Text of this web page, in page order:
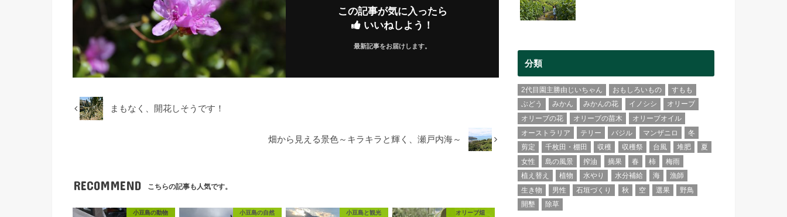
この記事が気に入ったら
いいねしよう！
最新記事をお届けします。
まもなく、開花しそうです！
畑から見える景色～キラキラと輝く、瀬戸内海～
RECOMMEND こちらの記事も人気です。
小豆島の動物 小豆島の自然 小豆島と観光 オリーブ畑
分類
2代目園主勝由じいちゃん おもしろいもの
すもも
ぶどう
みかん みかんの花 イノシシ
オリーブ
オリーブの花
オリーブの苗木
オリーブオイル
オーストラリア
テリー バジル マンザニロ
冬
剪定
千枚田・棚田 収穫 収穫祭 台風 堆肥
夏
女性
島の風景 搾油 摘果 春 柿
梅雨
植え替え
植物 水やり 水分補給 海
漁師
生き物
男性 石垣づくり 秋 空 選果
野鳥
開墾
除草